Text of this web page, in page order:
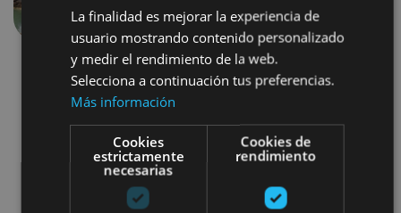
Previous
Otros
La finalidad es mejorar la experiencia de
usuario mostrando contenido personalizado
y medir el rendimiento de la web.
Selecciona a continuación tus preferencias.
Más información
Cookies
estrictamente
necesarias
Cookies de
rendimiento